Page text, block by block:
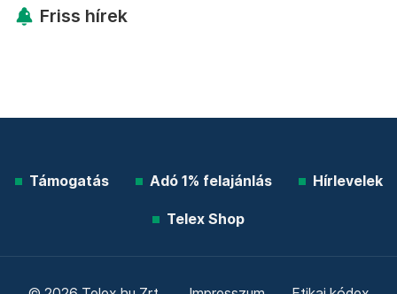
Friss hírek
Támogatás Adó 1% felajánlás Hírlevelek
Telex Shop